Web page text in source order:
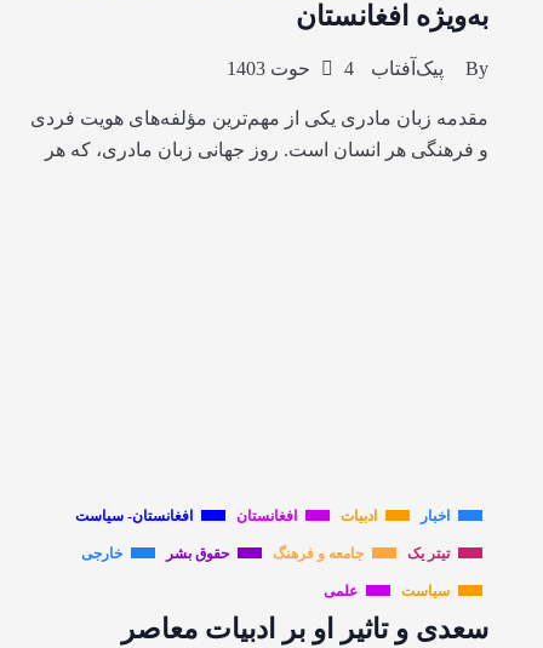
به‌ویژه افغانستان
By پیک‌آفتاب 4 حوت 1403
مقدمه زبان مادری یکی از مهم‌ترین مؤلفه‌های هویت فردی
و فرهنگی هر انسان است. روز جهانی زبان مادری، که هر
اخبار ادبیات افغانستان افغانستان- سیاست
تیتر یک جامعه و فرهنگ حقوق بشر خارجی
سیاست علمی
سعدی و تاثیر او بر ادبیات معاصر